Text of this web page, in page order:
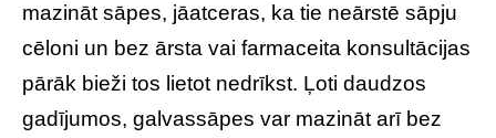
mazināt sāpes, jāatceras, ka tie neārstē sāpju
cēloni un bez ārsta vai farmaceita konsultācijas
pārāk bieži tos lietot nedrīkst. Ļoti daudzos
gadījumos, galvassāpes var mazināt arī bez